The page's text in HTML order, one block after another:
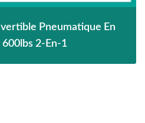
Pneumatique En
2-En-1